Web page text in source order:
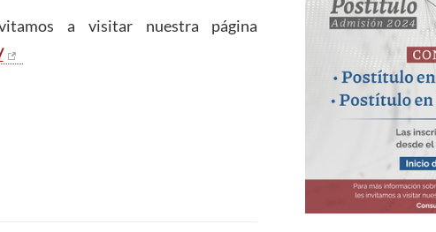
a visitar nuestra página